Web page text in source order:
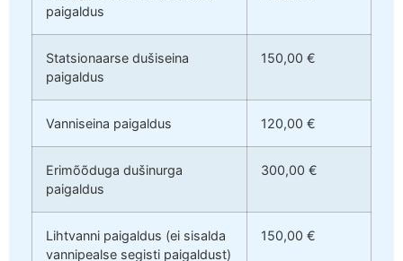
paigaldus
Statsionaarse dušiseina
paigaldus
150,00 €
Vanniseina paigaldus 120,00 €
Erimõõduga dušinurga
paigaldus
300,00 €
Lihtvanni paigaldus (ei sisalda
vannipealse segisti paigaldust)
150,00 €